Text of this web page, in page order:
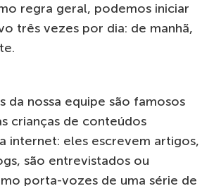
regra geral, podemos iniciar
três vezes por dia: de manhã,
da nossa equipe são famosos
crianças de conteúdos
internet: eles escrevem artigos,
são entrevistados ou
porta-vozes de uma série de